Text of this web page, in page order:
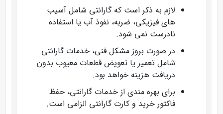
لازم به ذکر است که گارانتی شامل آسیب‌
های فیزیکی، ضربه، نفوذ آب یا استفاده
نادرست نمی‌ شود.
در صورت بروز مشکل فنی، خدمات گارانتی
شامل تعمیر یا تعویض قطعات معیوب بدون
دریافت هزینه خواهد بود.
برای بهره‌ مندی از خدمات گارانتی، حفظ
فاکتور خرید و کارت گارانتی الزامی است.